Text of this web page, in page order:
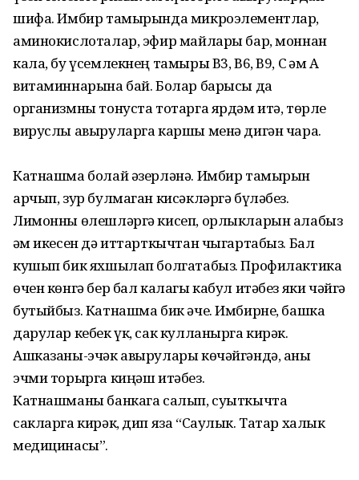
шифа. Имбир тамырында микроэлементлар,
аминокислоталар, эфир майлары бар, моннан
кала, бу үсемлекнең тамыры В3, В6, В9, С һәм А
витаминнарына бай. Болар барысы да
организмны тонуста тотарга ярдәм итә, төрле
вируслы авыруларга каршы менә дигән чара.
Катнашма болай әзерләнә. Имбир тамырын
арчып, зур булмаган кисәкләргә бүләбез.
Лимонны өлешләргә кисеп, орлыкларын алабыз
һәм икесен дә иттарткычтан чыгартабыз. Бал
кушып бик яхшылап болгатабыз. Профилактика
өчен көнгә бер бал калагы кабул итәбез яки чәйгә
бутыйбыз. Катнашма бик әче. Имбирне, башка
дарулар кебек үк, сак кулланырга кирәк.
Ашказаны-эчәк авырулары көчәйгәндә, аны
эчми торырга киңәш итәбез.
Катнашманы банкага салып, суыткычта
сакларга кирәк, дип яза “Саулык. Татар халык
медицинасы”.